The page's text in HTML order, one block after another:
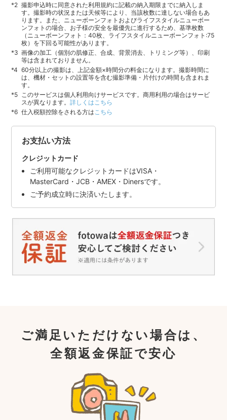
撮影申込時に同意された利用規約に記載の納入期限までに納入しま
す。撮影時の状況または天候等により、当該枚数に達しない場合もあ
ります。また、ニューボーンフォトおよびライフスタイルニューボー
ンフォトの場合、お子様の安全を最優先に進行するため、基準枚数
（ニューボーンフォト：40枚、ライフスタイルニューボーンフォト:75
枚）を下回る可能性があります。
画像の加工（個別の肌修正、合成、背景消去、トリミング等）、印刷
等は含まれておりません。
60分以上の撮影は、上記金額×時間分の料金になります。撮影時間に
は、機材・セットの設置等を含む撮影準備・片付けの時間も含まれま
す。
このサービスは個人利用向けサービスです。商用利用の場合はサービ
スが異なります。詳しくはこちら
仕入税額控除をされる方は こちら
お支払い方法
クレジットカード
ご利用可能なクレジットカードはVISA・
MasterCard・JCB・AMEX・Dinersです。
ご予約成立時に決済いたします。
ご満足いただけない場合は、
全額返金保証で安心